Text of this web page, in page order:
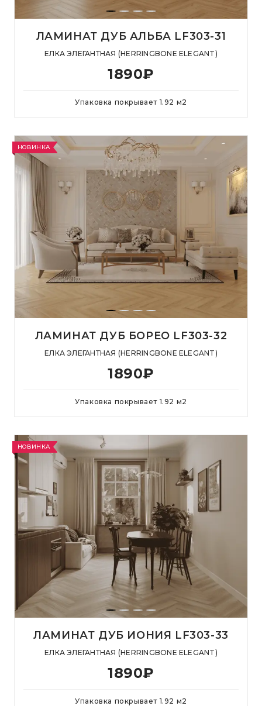
ЛАМИНАТ ДУБ АЛЬБА LF303-31
ЕЛКА ЭЛЕГАНТНАЯ (HERRINGBONE ELEGANT)
1890₽
Упаковка покрывает 1.92 м2
НОВИНКА
ЛАМИНАТ ДУБ БОРЕО LF303-32
ЕЛКА ЭЛЕГАНТНАЯ (HERRINGBONE ELEGANT)
1890₽
Упаковка покрывает 1.92 м2
НОВИНКА
ЛАМИНАТ ДУБ ИОНИЯ LF303-33
ЕЛКА ЭЛЕГАНТНАЯ (HERRINGBONE ELEGANT)
1890₽
Упаковка покрывает 1.92 м2